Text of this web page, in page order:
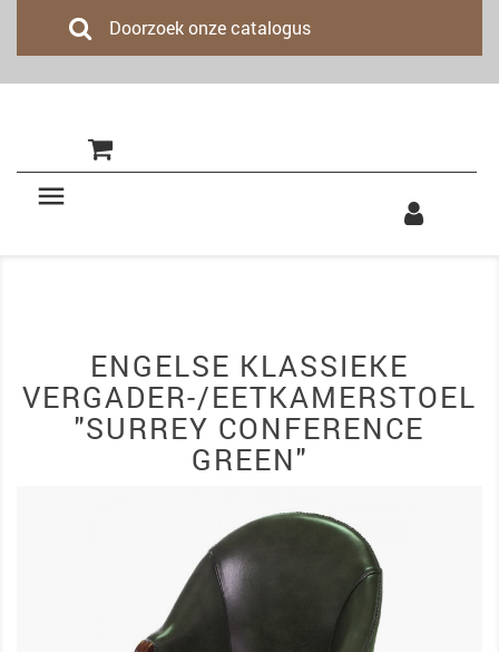

ENGELSE KLASSIEKE
VERGADER-/EETKAMERSTOEL
"SURREY CONFERENCE
GREEN"